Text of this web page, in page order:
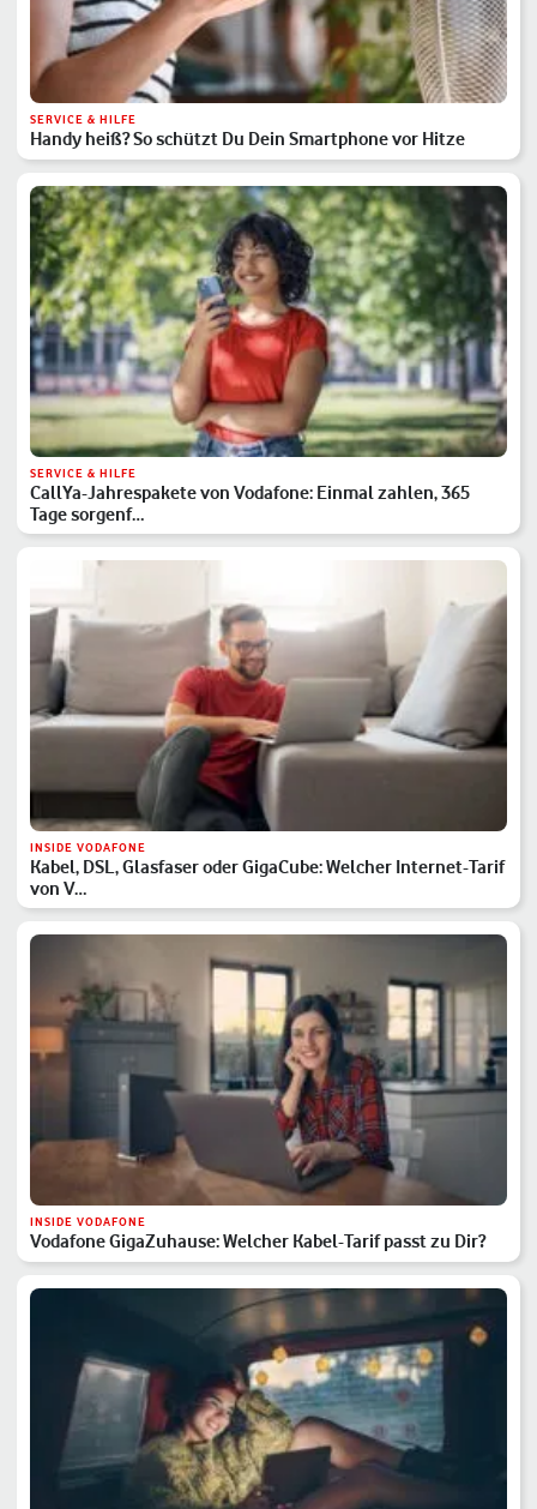
SERVICE & HILFE
Handy heiß? So schützt Du Dein Smartphone vor Hitze
SERVICE & HILFE
CallYa-Jahrespakete von Vodafone: Einmal zahlen, 365
Tage sorgenf…
INSIDE VODAFONE
Kabel, DSL, Glasfaser oder GigaCube: Welcher Internet-Tarif
von V…
INSIDE VODAFONE
Vodafone GigaZuhause: Welcher Kabel-Tarif passt zu Dir?